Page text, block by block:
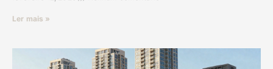
Ler mais »